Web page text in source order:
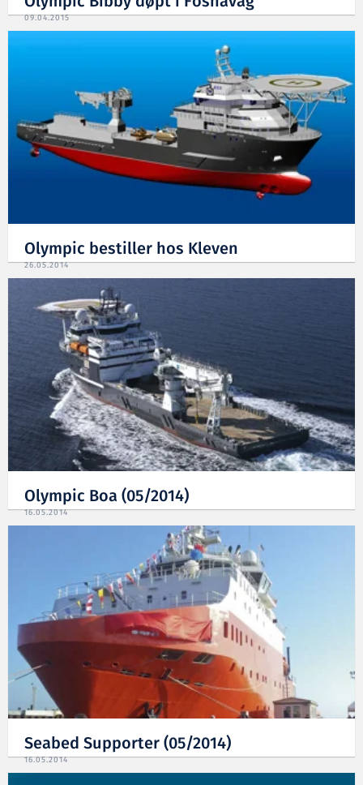
09.04.2015
Olympic bestiller hos Kleven
26.05.2014
Olympic Boa (05/2014)
16.05.2014
Seabed Supporter (05/2014)
16.05.2014